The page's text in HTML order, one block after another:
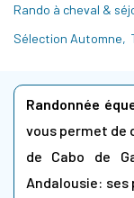
Rando à cheval &
Sélection Automne
Randonnée
vous permet de
de Cabo de
Andalousie: